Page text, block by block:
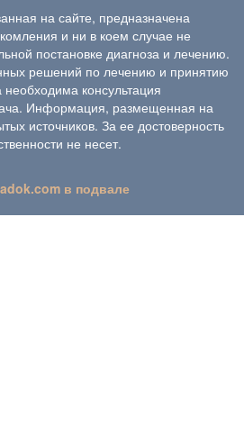
на сайте, предназначена
и ни в коем случае не
постановке диагноза и лечению.
решений по лечению и принятию
консультация
Информация, размещенная на
источников. За ее достоверность
не несет.